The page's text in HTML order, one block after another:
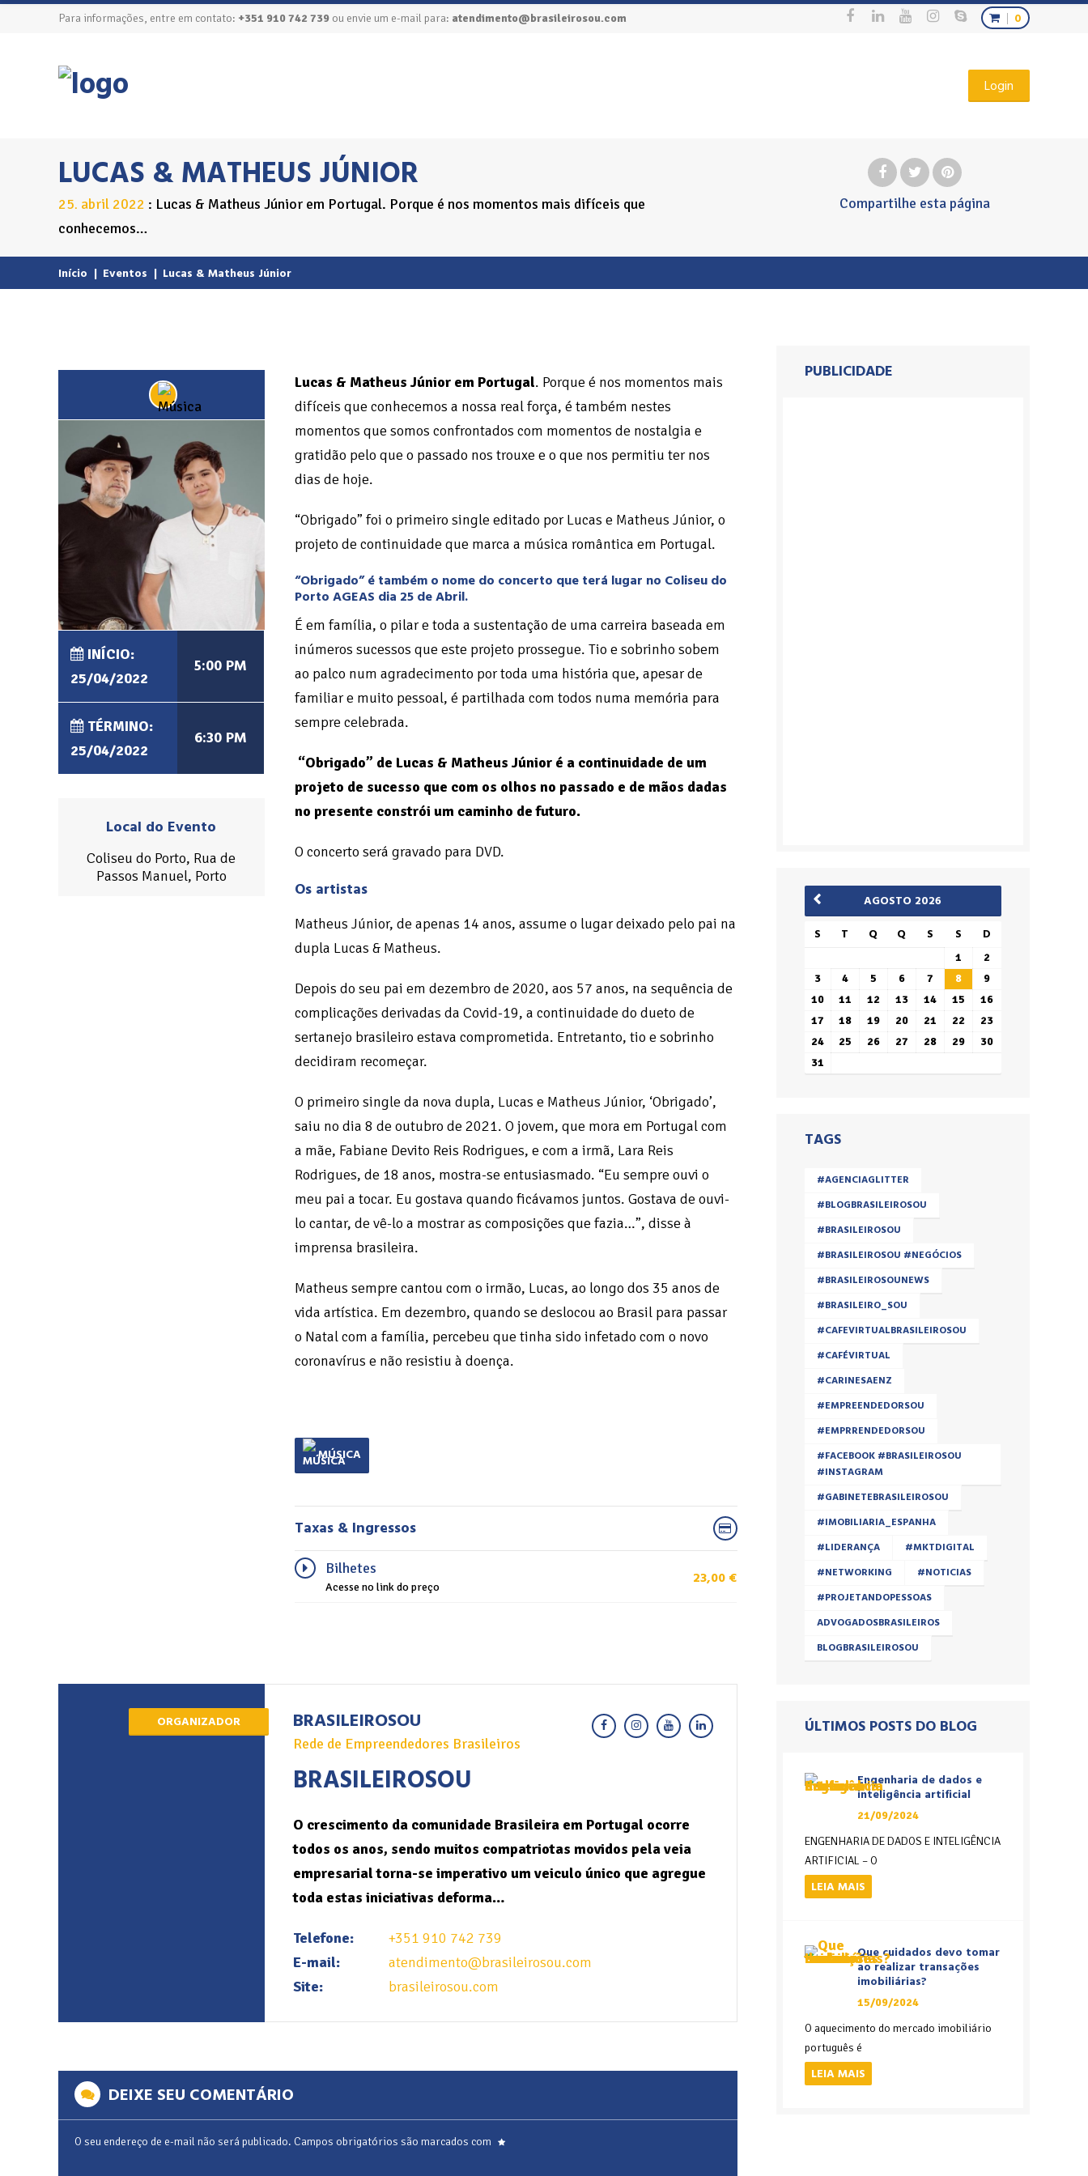
0
Para informações, entre em contato: +351 910 742 739 ou envie um e-mail para: atendimento@brasileirosou.com
Login
LUCAS & MATHEUS JÚNIOR
25. abril 2022
Lucas & Matheus Júnior em Portugal. Porque é nos momentos mais difíceis que
conhecemos…
Compartilhe esta página
Início | Eventos | Lucas & Matheus Júnior
INÍCIO:
25/04/2022
5:00 PM
TÉRMINO:
25/04/2022
6:30 PM
Local do Evento
Coliseu do Porto, Rua de
Passos Manuel, Porto
Lucas & Matheus Júnior em Portugal. Porque é nos momentos mais
difíceis que conhecemos a nossa real força, é também nestes
momentos que somos confrontados com momentos de nostalgia e
gratidão pelo que o passado nos trouxe e o que nos permitiu ter nos
dias de hoje.
“Obrigado” foi o primeiro single editado por Lucas e Matheus Júnior, o
projeto de continuidade que marca a música romântica em Portugal.
“Obrigado” é também o nome do concerto que terá lugar no Coliseu do
Porto AGEAS dia 25 de Abril.
É em família, o pilar e toda a sustentação de uma carreira baseada em
inúmeros sucessos que este projeto prossegue. Tio e sobrinho sobem
ao palco num agradecimento por toda uma história que, apesar de
familiar e muito pessoal, é partilhada com todos numa memória para
sempre celebrada.
“Obrigado” de Lucas & Matheus Júnior é a continuidade de um
projeto de sucesso que com os olhos no passado e de mãos dadas
no presente constrói um caminho de futuro.
O concerto será gravado para DVD.
Os artistas
Matheus Júnior, de apenas 14 anos, assume o lugar deixado pelo pai na
dupla Lucas & Matheus.
Depois do seu pai em dezembro de 2020, aos 57 anos, na sequência de
complicações derivadas da Covid-19, a continuidade do dueto de
sertanejo brasileiro estava comprometida. Entretanto, tio e sobrinho
decidiram recomeçar.
O primeiro single da nova dupla, Lucas e Matheus Júnior, ‘Obrigado’,
saiu no dia 8 de outubro de 2021. O jovem, que mora em Portugal com
a mãe, Fabiane Devito Reis Rodrigues, e com a irmã, Lara Reis
Rodrigues, de 18 anos, mostra-se entusiasmado. “Eu sempre ouvi o
meu pai a tocar. Eu gostava quando ficávamos juntos. Gostava de ouvi-
lo cantar, de vê-lo a mostrar as composições que fazia…”, disse à
imprensa brasileira.
Matheus sempre cantou com o irmão, Lucas, ao longo dos 35 anos de
vida artística. Em dezembro, quando se deslocou ao Brasil para passar
o Natal com a família, percebeu que tinha sido infetado com o novo
coronavírus e não resistiu à doença.
MÚSICA
Taxas & Ingressos
Bilhetes
Acesse no link do preço 23,00€
ORGANIZADOR BRASILEIROSOU
Rede de Empreendedores Brasileiros
BRASILEIROSOU
O crescimento da comunidade Brasileira em Portugal ocorre
todos os anos, sendo muitos compatriotas movidos pela veia
empresarial torna-se imperativo um veiculo único que agregue
toda estas iniciativas deforma…
Telefone:
+351 910 742 739
E-mail:
atendimento@brasileirosou.com
Site:
brasileirosou.com
DEIXE SEU COMENTÁRIO
O seu endereço de e-mail não será publicado. Campos obrigatórios são marcados com
PUBLICIDADE
AGOSTO 2026
S
T Q Q S S D
1
2
3
4 5 6 7 8
9
10
11 12 13 14 15
16
17
18 19 20 21 22
23
24
25 26 27 28 29
30
31
TAGS
#AGENCIAGLITTER
#BLOGBRASILEIROSOU
#BRASILEIROSOU
#BRASILEIROSOU #NEGÓCIOS
#BRASILEIROSOUNEWS
#BRASILEIRO_SOU
#CAFEVIRTUALBRASILEIROSOU
#CAFÉVIRTUAL
#CARINESAENZ
#EMPREENDEDORSOU
#EMPRRENDEDORSOU
#FACEBOOK #BRASILEIROSOU
#INSTAGRAM
#GABINETEBRASILEIROSOU
#IMOBILIARIA_ESPANHA
#LIDERANÇA
#MKTDIGITAL
#NETWORKING
#NOTICIAS
#PROJETANDOPESSOAS
ADVOGADOSBRASILEIROS
BLOGBRASILEIROSOU
ÚLTIMOS POSTS DO BLOG
Engenharia de dados e
inteligência artificial
21/09/2024
ENGENHARIA DE DADOS E INTELIGÊNCIA
ARTIFICIAL – O
LEIA MAIS
Que cuidados devo tomar
ao realizar transações
imobiliárias?
15/09/2024
O aquecimento do mercado imobiliário
português é
LEIA MAIS